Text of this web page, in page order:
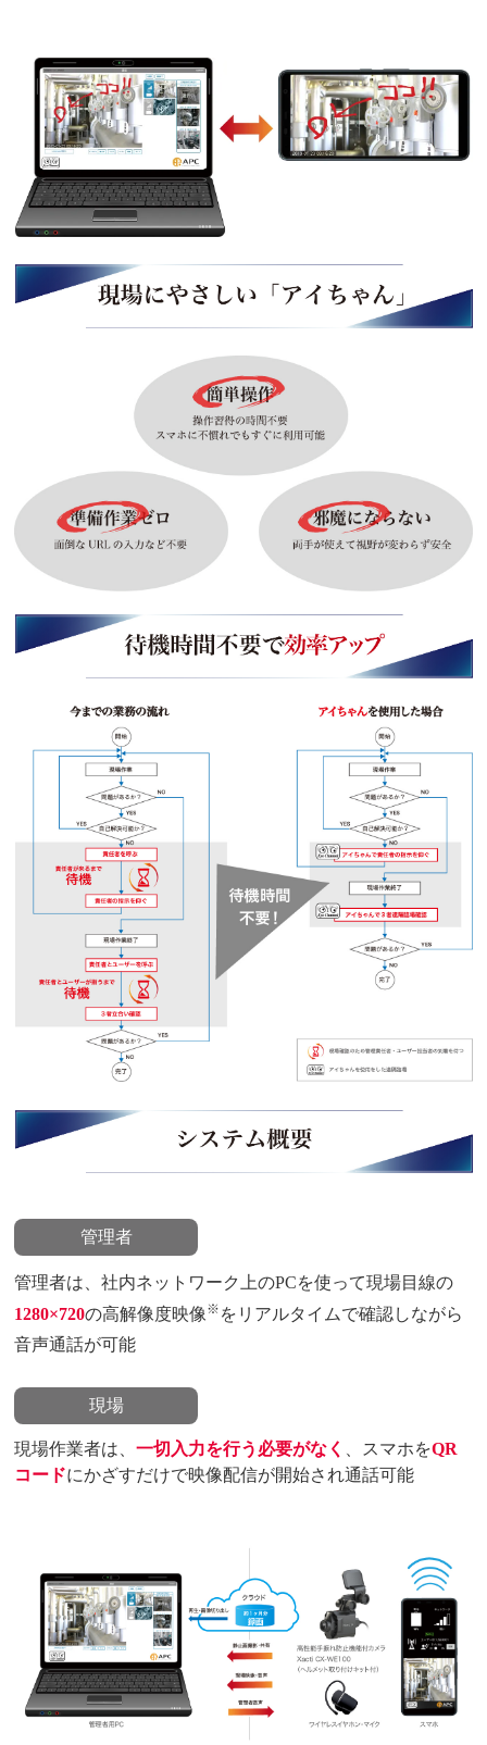
管理者
管理者は、社内ネットワーク上のPCを使って現場目線の
1280×720の高解像度映像※ をリアルタイムで確認しながら
音声通話が可能
現場
現場作業者は、一切入力を行う必要がなく 、スマホをQR
コードにかざすだけで映像配信が開始され通話可能